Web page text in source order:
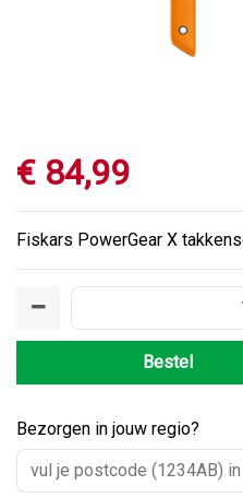
€ 84,99
Fiskars PowerGear X
Bezorgen in jouw regio?